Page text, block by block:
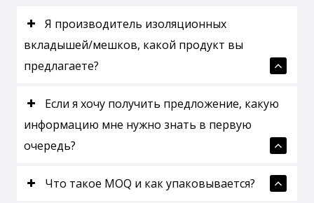
Я производитель изоляционных
вкладышей/мешков, какой продукт вы
предлагаете?
Если я хочу получить предложение, какую
информацию мне нужно знать в первую
очередь?
Что такое MOQ и как упаковывается?